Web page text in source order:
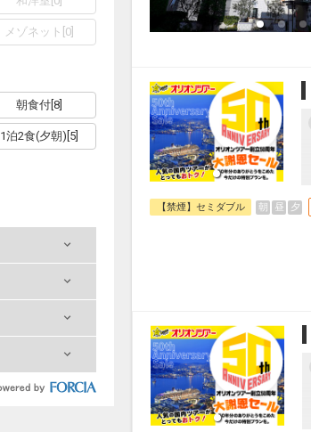
メゾネット 0
朝食付 [8
1泊2食(夕朝) 5
【禁煙】セミダブル 朝 昼 夕